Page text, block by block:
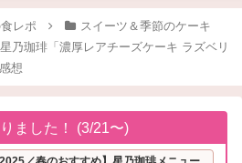
レポ
スイーツ＆季節のケーキ
星乃珈琲「濃厚レアチーズケーキ ラズベリ
想
ました！ (3/21〜)